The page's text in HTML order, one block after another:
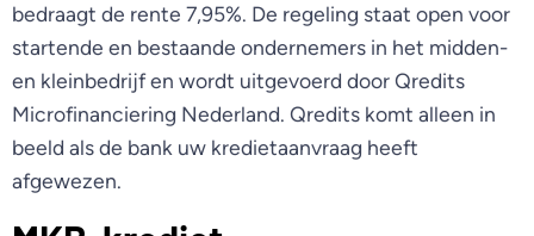
bedraagt de rente 7,95%. De regeling staat open voor
startende en bestaande ondernemers in het midden-
en kleinbedrijf en wordt uitgevoerd door Qredits
Microfinanciering Nederland. Qredits komt alleen in
beeld als de bank uw kredietaanvraag heeft
afgewezen.